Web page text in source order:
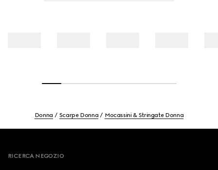
Donna Scarpe Donna Mocassini & Stringate Donna
RICERCA NEGOZIO